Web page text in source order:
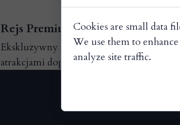
Rejs Premium
Ekskluzywny rejs z pełnym
atrakcjami dopasowany do potrzeb klienta.
Cookies are small data
We use them to
analyze site traffic.